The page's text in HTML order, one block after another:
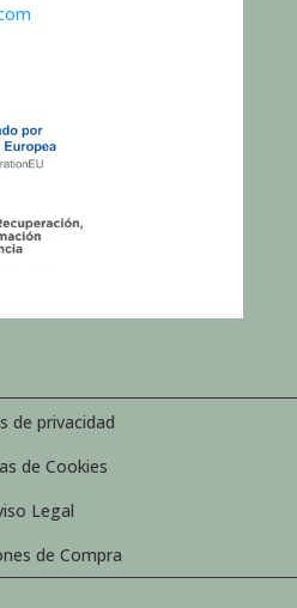
de privacidad
de Cookies
Legal
de Compra